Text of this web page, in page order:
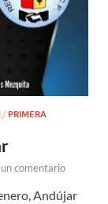
/ PRIMERA
comentario
Andújar